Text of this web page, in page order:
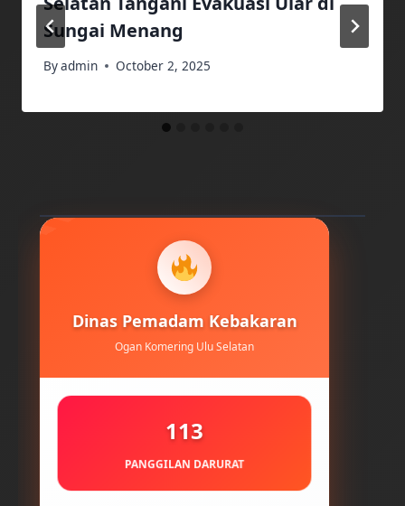
Sungai Menang
Byadmin October 2, 2025
Dinas Pemadam Kebakaran
Ogan Komering Ulu Selatan
113
PANGGILAN DARURAT